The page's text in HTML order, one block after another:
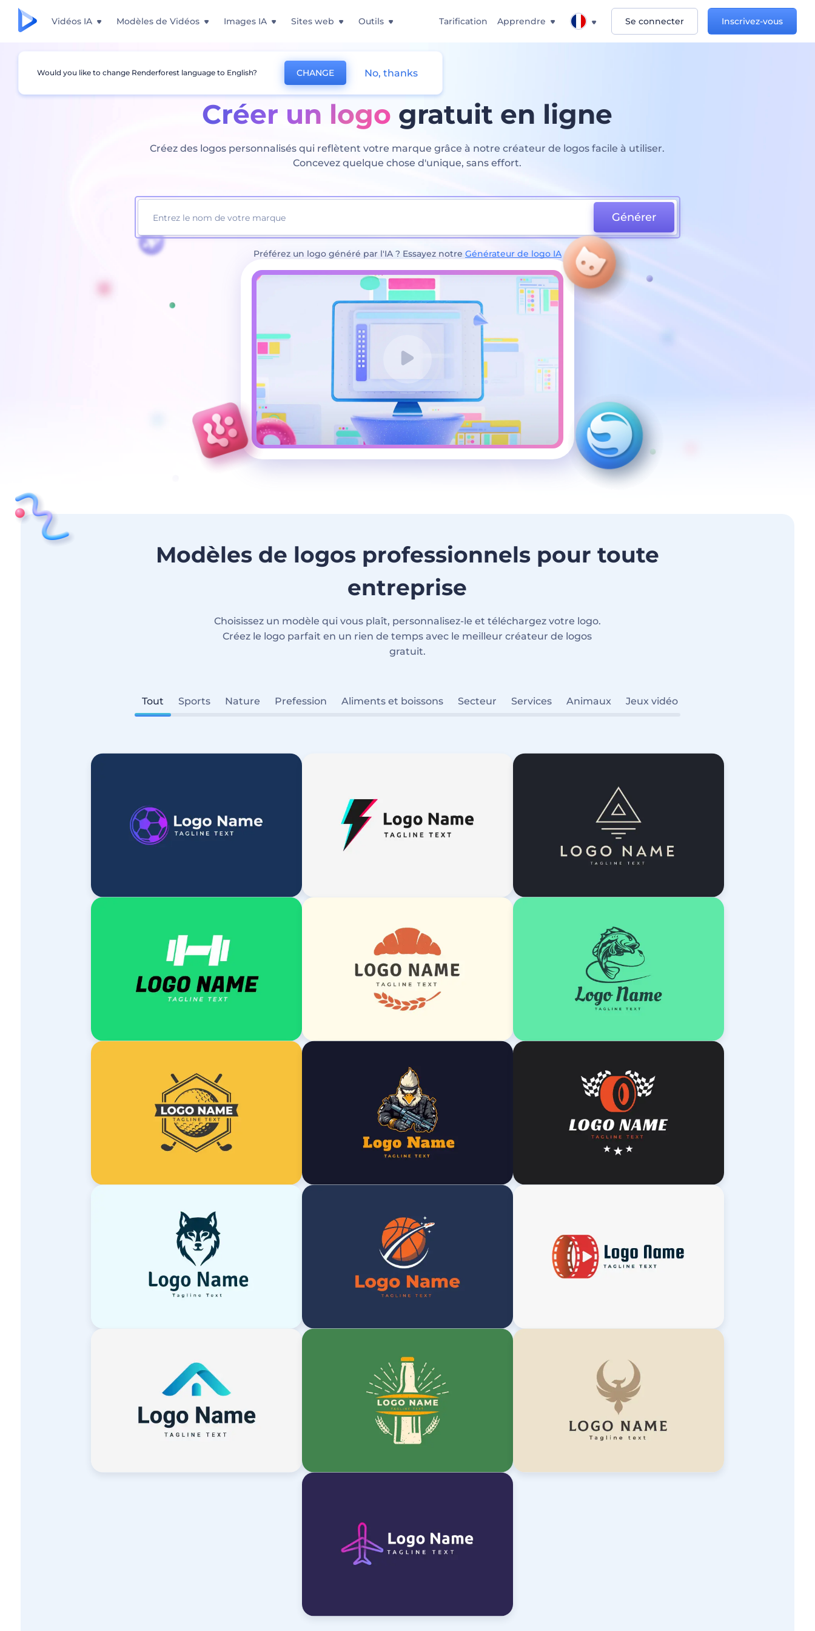
Vidéos IA Modèles de Vidéos Images IA Sites web Outils Tarification Apprendre Se connecter Inscrivez-vous
Créer un logo gratuit en ligne
Créez des logos personnalisés qui reflètent votre marque grâce à notre créateur de logos facile à utiliser.
Concevez quelque chose d'unique, sans effort.
Générer
Préférez un logo généré par l'IA ? Essayez notre Générateur de logo IA
Modèles de logos professionnels pour toute
entreprise
Choisissez un modèle qui vous plaît, personnalisez-le et téléchargez votre logo.
Créez le logo parfait en un rien de temps avec le meilleur créateur de logos
gratuit.
Tout Sports Nature Prefession Aliments et boissons Secteur Services Animaux Jeux vidéo
Would you like to change Renderforest language to English? CHANGE No, thanks